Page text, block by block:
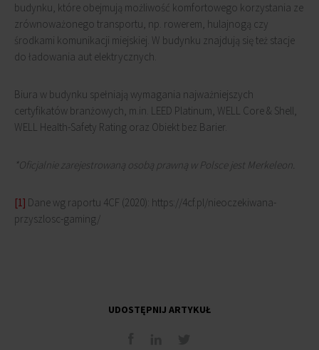
budynku, które obejmują możliwość komfortowego korzystania ze
zrównoważonego transportu, np. rowerem, hulajnogą czy
środkami komunikacji miejskiej. W budynku znajdują się też stacje
do ładowania aut elektrycznych.
Biura w budynku spełniają wymagania najważniejszych
certyfikatów branżowych, m.in. LEED Platinum, WELL Core & Shell,
WELL Health-Safety Rating oraz Obiekt bez Barier.
*Oficjalnie zarejestrowaną osobą prawną w Polsce jest Merkeleon.
[1] Dane wg raportu 4CF (2020): https://4cf.pl/nieoczekiwana-
przyszlosc-gaming/
UDOSTĘPNIJ ARTYKUŁ